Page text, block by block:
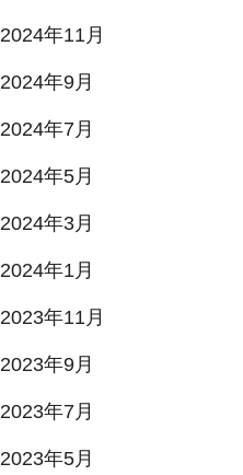
2024年11月
2024年9月
2024年7月
2024年5月
2024年3月
2024年1月
2023年11月
2023年9月
2023年7月
2023年5月